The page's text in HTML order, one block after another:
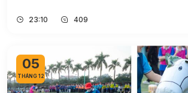
23:10 409
05
THÁNG 12